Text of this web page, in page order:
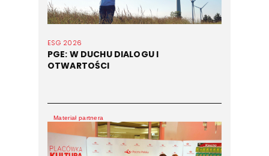
ESG 2026
PGE: W DUCHU DIALOGU I
OTWARTOŚCI
Materiał partnera